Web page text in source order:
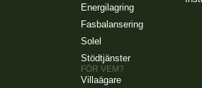
Energilagring
Fasbalansering
Solel
Stödtjänster
FÖR VEM?
Villaägare